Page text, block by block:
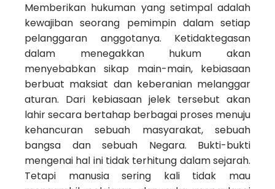
Memberikan hukuman yang setimpal adalah
kewajiban seorang pemimpin dalam setiap
pelanggaran anggotanya. Ketidaktegasan
dalam menegakkan hukum akan
menyebabkan sikap main-main, kebiasaan
berbuat maksiat dan keberanian melanggar
aturan. Dari kebiasaan jelek tersebut akan
lahir secara bertahap berbagai proses menuju
kehancuran sebuah masyarakat, sebuah
bangsa dan sebuah Negara. Bukti-bukti
mengenai hal ini tidak terhitung dalam sejarah.
Tetapi manusia sering kali tidak mau